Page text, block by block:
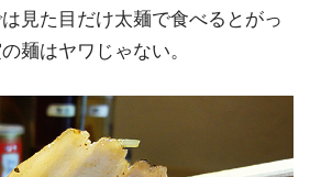
見た目だけ太麺で食べるとがっ
麺はヤワじゃない。